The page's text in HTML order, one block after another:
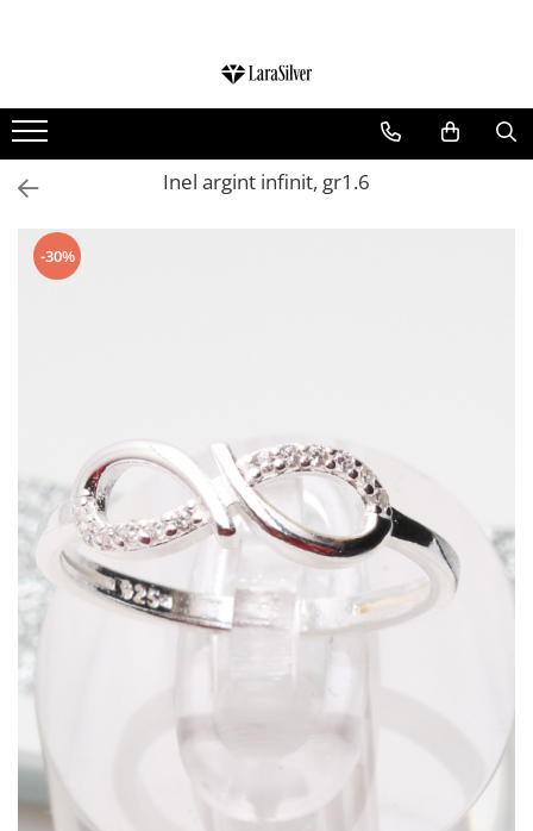
CERCEI ARGINT
BRATARI ARGINT
COLIERE ARGINT
LANTISOARE ARGINT
CRUCIULITE SI ICONITE ARGINT
BIJUTERII ARGINT PENTRU BARBATI
INELE ARGINT
marime reglabila
marimea 47
marimea 48
marimea 49
marimea 50
marimea 53
marimea 54
marimea 55
Inel argint infinit, gr1.6
-30%